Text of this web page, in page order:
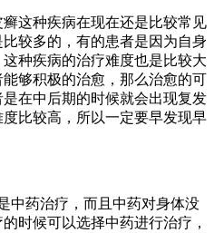
这种疾病在现在还是比较常见
较多的，有的患者是因为自身
种疾病的治疗难度也是比较大
够积极的治愈，那么治愈的可
在中后期的时候就会出现复发
比较高，所以一定要早发现早
中药治疗，而且中药对身体没
时候可以选择中药进行治疗，